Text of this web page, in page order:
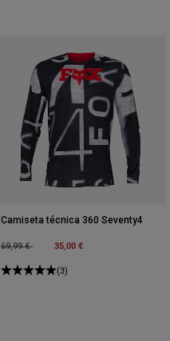
Camiseta técnica 360 Seventy4
Price reduced from
69,99 €to 35,00 €
(3)